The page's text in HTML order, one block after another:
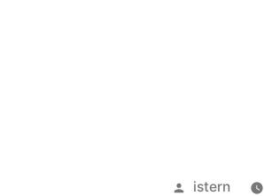
Publicado
istern